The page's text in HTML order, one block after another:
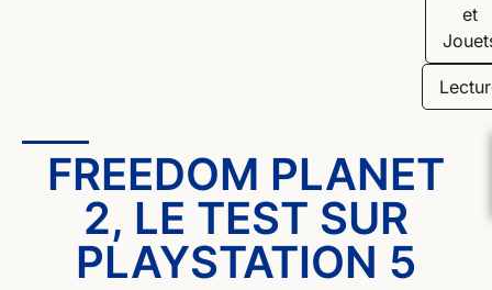
et
FREEDOM PLANET
2, LE TEST SUR
PLAYSTATION 5